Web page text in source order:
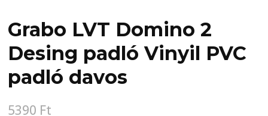
Grabo LVT Domino 2
Desing padló Vinyil PVC
padló davos
5390 Ft